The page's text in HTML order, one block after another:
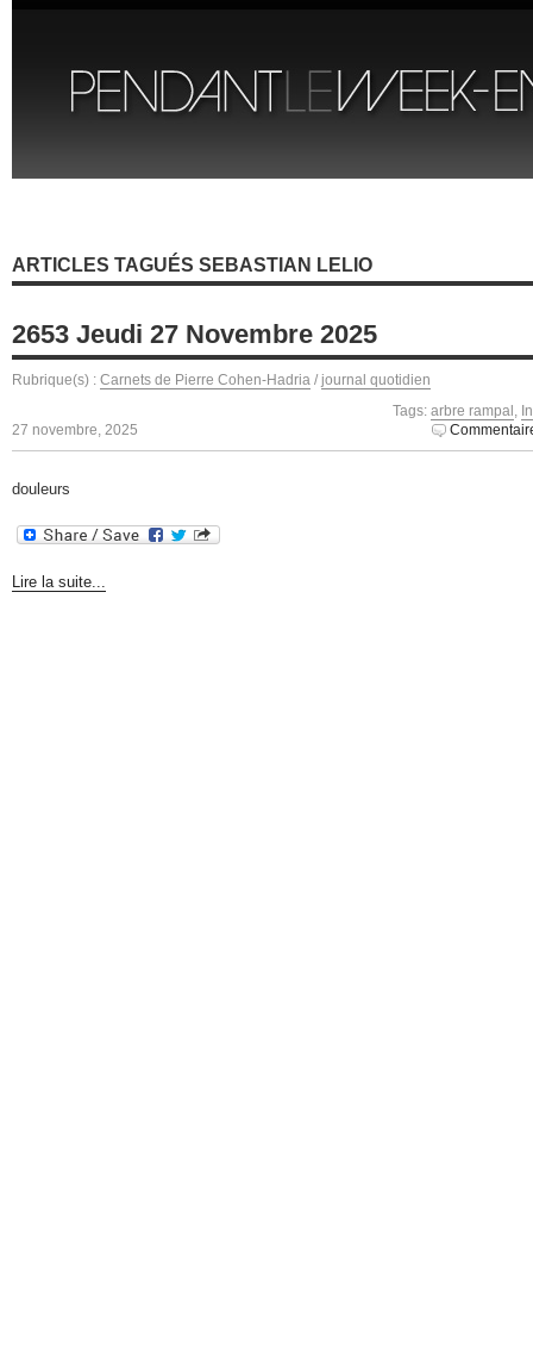
ARTICLES TAGUÉS SEBASTIAN LELIO
2653 Jeudi 27 Novembre 2025
Rubrique(s) : Carnets de Pierre Cohen-Hadria / journal quotidien
Tags: arbre rampal ,
27 novembre, 2025
douleurs
Lire la suite...